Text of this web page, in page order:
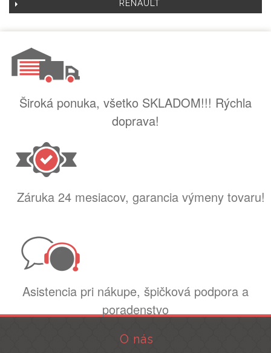
RENAULT
Široká ponuka, všetko SKLADOM!!! Rýchla
doprava!
Záruka 24 mesiacov, garancia výmeny tovaru!
Asistencia pri nákupe, špičková podpora a
poradenstvo
O nás